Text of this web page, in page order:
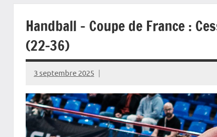
Handball – Coupe de France :
(22-36)
3 septembre 2025
Rédaction
JRS